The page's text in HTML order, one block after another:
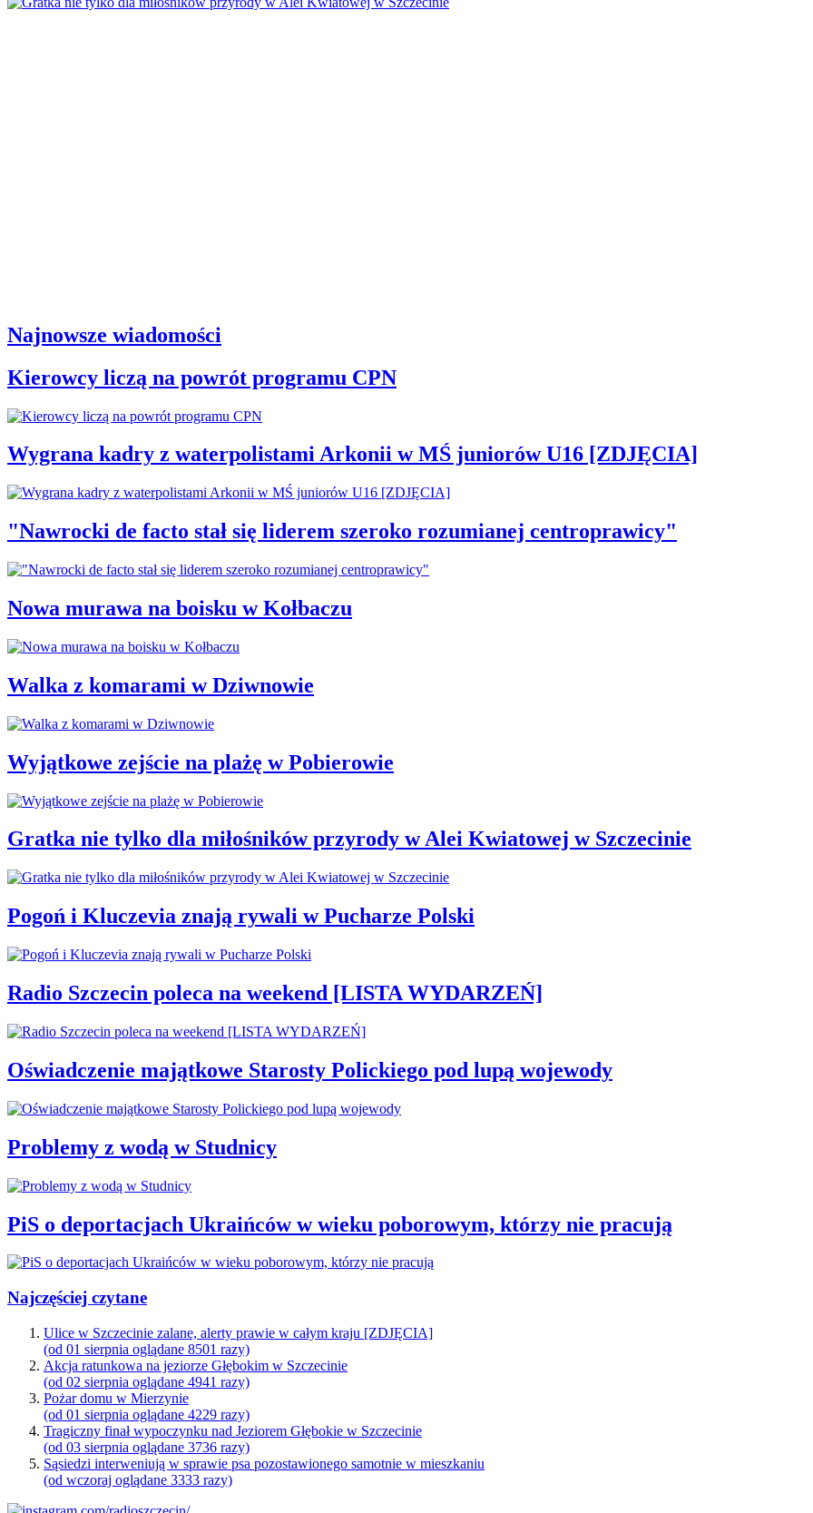
Najnowsze wiadomości
Kierowcy liczą na powrót programu CPN
Wygrana kadry z waterpolistami Arkonii w MŚ juniorów U16 [ZDJĘCIA]
"Nawrocki de facto stał się liderem szeroko rozumianej centroprawicy"
Nowa murawa na boisku w Kołbaczu
Walka z komarami w Dziwnowie
Wyjątkowe zejście na plażę w Pobierowie
Gratka nie tylko dla miłośników przyrody w Alei Kwiatowej w Szczecinie
Pogoń i Kluczevia znają rywali w Pucharze Polski
Radio Szczecin poleca na weekend [LISTA WYDARZEŃ]
Oświadczenie majątkowe Starosty Polickiego pod lupą wojewody
Problemy z wodą w Studnicy
PiS o deportacjach Ukraińców w wieku poborowym, którzy nie pracują
Najczęściej czytane
Ulice w Szczecinie zalane, alerty prawie w całym kraju [ZDJĘCIA]
(od 01 sierpnia oglądane 8501 razy)
Akcja ratunkowa na jeziorze Głębokim w Szczecinie
(od 02 sierpnia oglądane 4941 razy)
Pożar domu w Mierzynie
(od 01 sierpnia oglądane 4229 razy)
Tragiczny finał wypoczynku nad Jeziorem Głębokie w Szczecinie
(od 03 sierpnia oglądane 3736 razy)
Sąsiedzi interweniują w sprawie psa pozostawionego samotnie w mieszkaniu
(od wczoraj oglądane 3333 razy)